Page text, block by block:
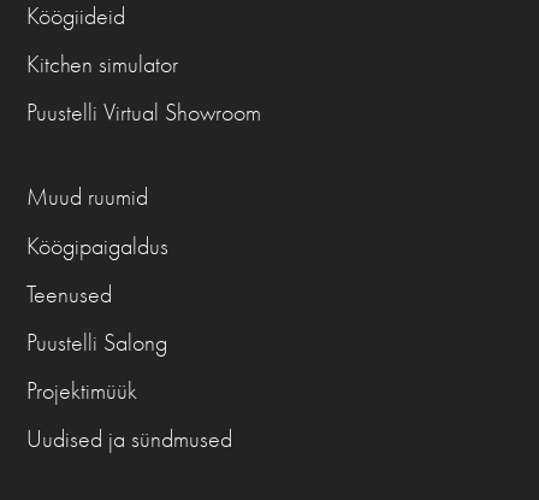
Köögiideid
Kitchen simulator
Puustelli Virtual Showroom
Muud ruumid
Köögipaigaldus
Teenused
Puustelli Salong
Projektimüük
Uudised ja sündmused